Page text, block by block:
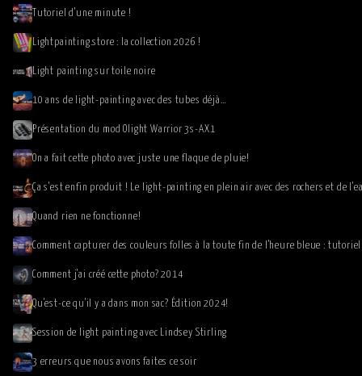
Tutoriel d'une minute !
Lightpainting.store : la collection 2026 !
Light painting sur toile noire
10 ans de light-painting avec des tubes déjà…
Présentation du mod Olight Warrior 3s-AX1
On a fait cette photo avec juste une flaque de pluie!
Ça s'est enfin produit ! Le light-painting en plein air avec des rochers et de
Quand rien ne fonctionne!
Comment capturer des couleurs folles à la toute fin de l'heure bleue : tutoriel
Comment j'ai créé cette photo? 2014
Qu'est-ce qu'il y a dans mon sac? Édition 2024!
Session de light painting avec Lindsey Stirling
3 erreurs que nous avons faites ce soir